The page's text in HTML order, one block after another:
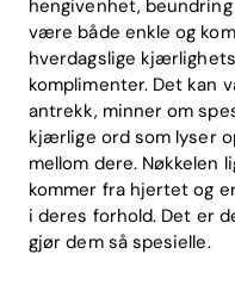
hengivenhet,
være både enkle og
hverdagslige
komplimenter. Det kan
antrekk, minner om
kjærlige ord som lyser
mellom dere. Nøkkelen
kommer fra hjertet og
i deres forhold. Det er
gjør dem så spesielle.